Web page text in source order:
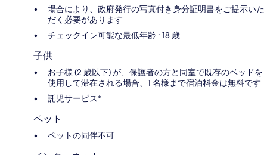
場合により、政府発行の写真付き身分証明書をご提示いた
だく必要があります
チェックイン可能な最低年齢 : 18 歳
子供
お子様 (2 歳以下) が、保護者の方と同室で既存のベッドを
使用して滞在される場合、1 名様まで宿泊料金は無料です
託児サービス*
ペット
ペットの同伴不可